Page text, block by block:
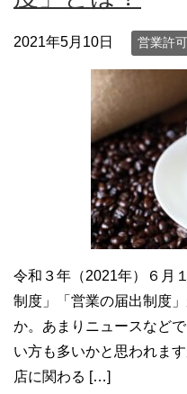
2021年5月10日 営業許
令和３年（2021年）６月
制度」「営業の届出制度
か。あまりニュースなど
い方も多いかと思われま
店に関わる […]